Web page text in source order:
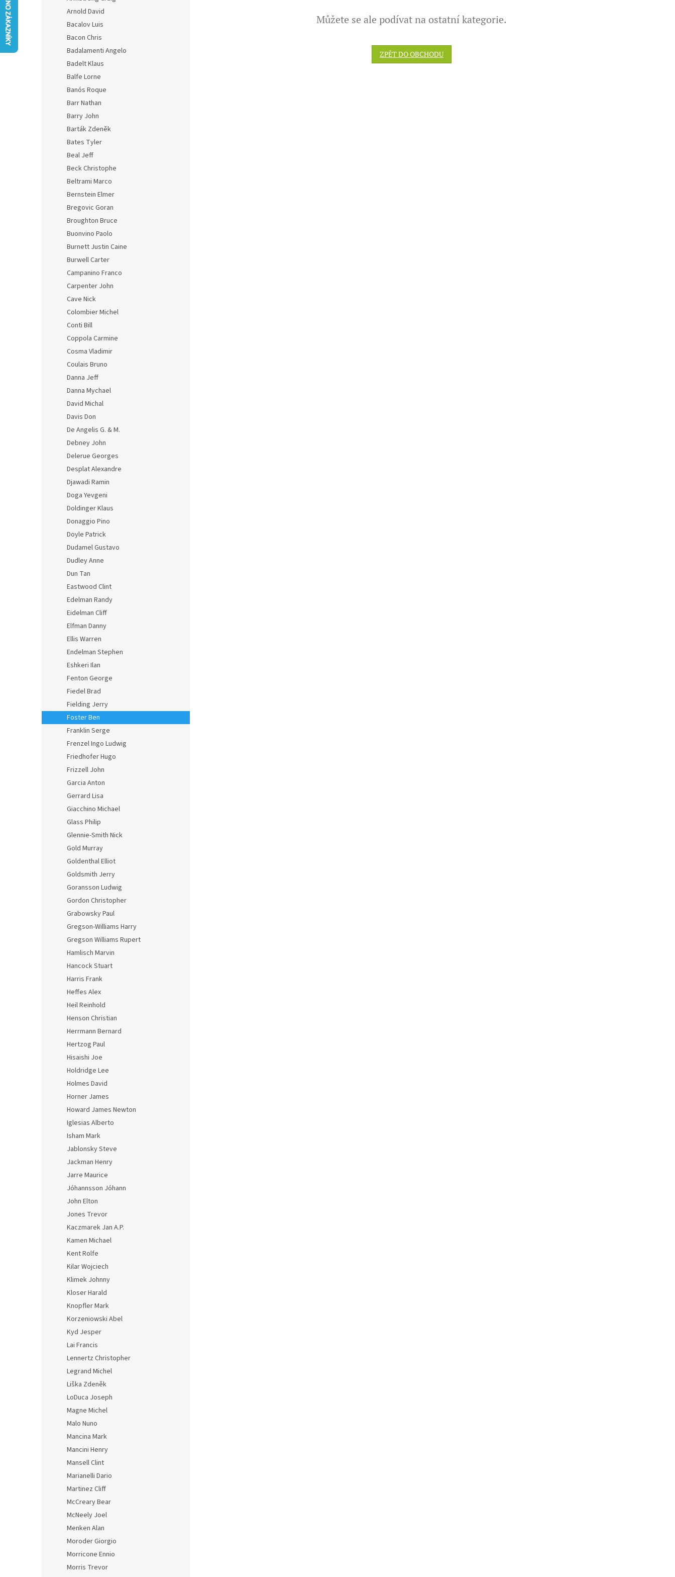
Arnold David
Bacalov Luis
Bacon Chris
Badalamenti Angelo
Badelt Klaus
Balfe Lorne
Banós Roque
Barr Nathan
Barry John
Barták Zdeněk
Bates Tyler
Beal Jeff
Beck Christophe
Beltrami Marco
Bernstein Elmer
Bregovic Goran
Broughton Bruce
Buonvino Paolo
Burnett Justin Caine
Burwell Carter
Campanino Franco
Carpenter John
Cave Nick
Colombier Michel
Conti Bill
Coppola Carmine
Cosma Vladimir
Coulais Bruno
Danna Jeff
Danna Mychael
David Michal
Davis Don
De Angelis G. & M.
Debney John
Delerue Georges
Desplat Alexandre
Djawadi Ramin
Doga Yevgeni
Doldinger Klaus
Donaggio Pino
Doyle Patrick
Dudamel Gustavo
Dudley Anne
Dun Tan
Eastwood Clint
Edelman Randy
Eidelman Cliff
Elfman Danny
Ellis Warren
Endelman Stephen
Eshkeri Ilan
Fenton George
Fiedel Brad
Fielding Jerry
Foster Ben
Franklin Serge
Frenzel Ingo Ludwig
Friedhofer Hugo
Frizzell John
Garcia Anton
Gerrard Lisa
Giacchino Michael
Glass Philip
Glennie-Smith Nick
Gold Murray
Goldenthal Elliot
Goldsmith Jerry
Goransson Ludwig
Gordon Christopher
Grabowsky Paul
Gregson-Williams Harry
Gregson Williams Rupert
Hamlisch Marvin
Hancock Stuart
Harris Frank
Heffes Alex
Heil Reinhold
Henson Christian
Herrmann Bernard
Hertzog Paul
Hisaishi Joe
Holdridge Lee
Holmes David
Horner James
Howard James Newton
Iglesias Alberto
Isham Mark
Jablonsky Steve
Jackman Henry
Jarre Maurice
Jóhannsson Jóhann
John Elton
Jones Trevor
Kaczmarek Jan A.P.
Kamen Michael
Kent Rolfe
Kilar Wojciech
Klimek Johnny
Kloser Harald
Knopfler Mark
Korzeniowski Abel
Kyd Jesper
Lai Francis
Lennertz Christopher
Legrand Michel
Liška Zdeněk
LoDuca Joseph
Magne Michel
Malo Nuno
Mancina Mark
Mancini Henry
Mansell Clint
Marianelli Dario
Martinez Cliff
McCreary Bear
McNeely Joel
Menken Alan
Moroder Giorgio
Morricone Ennio
Morris Trevor
Můžete se ale podívat na ostatní kategorie.
ZPĚT DO OBCHODU